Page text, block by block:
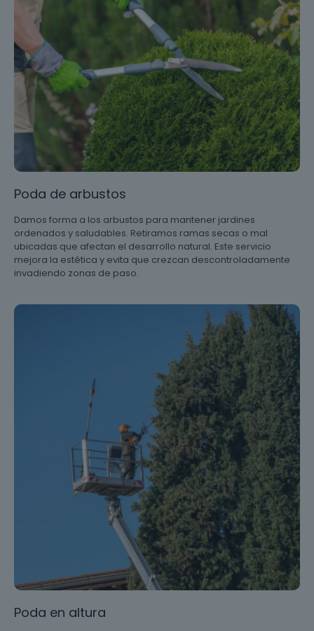
Poda de arbustos
Damos forma a los arbustos para mantener jardines
ordenados y saludables. Retiramos ramas secas o mal
ubicadas que afectan el desarrollo natural. Este servicio
mejora la estética y evita que crezcan descontroladamente
invadiendo zonas de paso.
Poda en altura